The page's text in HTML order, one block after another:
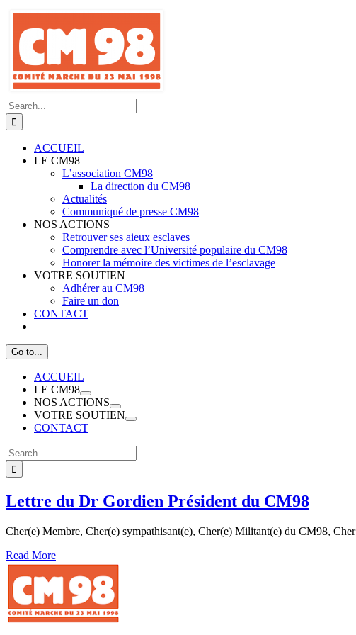
Skip
content
Search
for:
ACCUEIL
LE CM98
L’association CM98
La direction du CM98
Actualités
Communiqué de presse CM98
NOS ACTIONS
Retrouver ses aieux esclaves
Comprendre avec l’Université populaire du CM98
Honorer la mémoire des victimes de l’esclavage
VOTRE SOUTIEN
Adhérer au CM98
Faire un don
CONTACT
Go to...
ACCUEIL
LE CM98
NOS ACTIONS
VOTRE SOUTIEN
CONTACT
Search
for:
Lettre du Dr Gordien Président du CM98
Cher(e) Membre, Cher(e) sympathisant(e), Cher(e) Militant(e) du CM98, Cher
Read More